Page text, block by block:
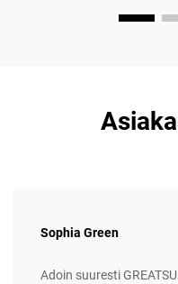
Sophia Green
Adoin suuresti